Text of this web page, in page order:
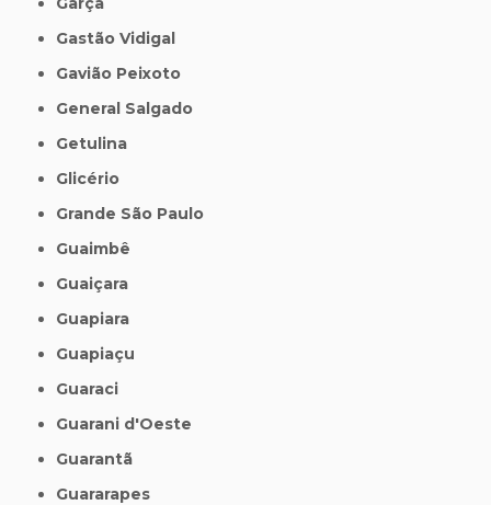
Gastão Vidigal
Gavião Peixoto
General Salgado
Getulina
Glicério
Grande São Paulo
Guaimbê
Guaiçara
Guapiara
Guapiaçu
Guaraci
Guarani d'Oeste
Guarantã
Guararapes